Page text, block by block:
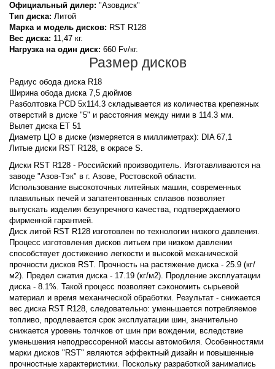
Официальный дилер: "Азовдиск"
Тип диска: Литой
Марка и модель дисков: RST R128
Вес диска: 11,47 кг.
Нагрузка на один диск: 660 Fv/кг.
Размер дисков
Радиус обода диска R18
Ширина обода диска 7,5 дюймов
Разболтовка PCD 5x114.3 складывается из количества крепежных
отверстий в диске "5" и расстояния между ними в 114.3 мм.
Вылет диска ET 51
Диаметр ЦО в диске (измеряется в миллиметрах): DIA 67,1
Литые диски RST R128, в окрасе S.
Диски RST R128 - Российский производитель. Изготавливаются на
заводе "Азов-Тэк" в г. Азове, Ростовской области.
Использование высокоточных литейных машин, современных
плавильных печей и запатентованных сплавов позволяет
выпускать изделия безупречного качества, подтверждаемого
фирменной гарантией.
Диск литой RST R128 изготовлен по технологии низкого давления.
Процесс изготовления дисков литьем при низком давлении
способствует достижению легкости и высокой механической
прочности дисков RST. Прочность на растяжение диска - 25.9 (кг/
м2). Предел сжатия диска - 17.19 (кг/м2). Продление эксплуатации
диска - 8.1%. Такой процесс позволяет сэкономить сырьевой
материал и время механической обработки. Результат - снижается
вес диска RST R128, следовательно: уменьшается потребляемое
топливо, продлевается срок эксплуатации шин, значительно
снижается уровень толчков от шин при вождении, вследствие
уменьшения неподрессоренной массы автомобиля. Особенностями
марки дисков "RST" являются эффектный дизайн и повышенные
прочностные характеристики. Поскольку разработкой занимались